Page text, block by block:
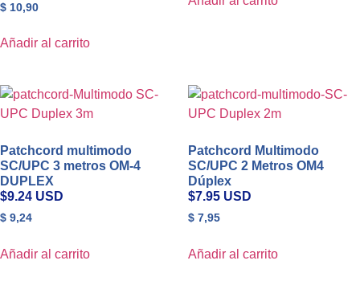
$ 10,90
Añadir al carrito
Patchcord multimodo
SC/UPC 3 metros OM-4
DUPLEX
$9.24 USD
$ 9,24
Añadir al carrito
Patchcord Multimodo
SC/UPC 2 Metros OM4
Dúplex
$7.95 USD
$ 7,95
Añadir al carrito